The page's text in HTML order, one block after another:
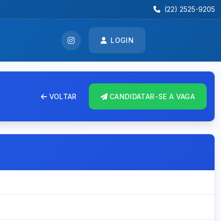
(22) 2525-9205
LOGIN
VOLTAR CANDIDATAR-SE A VAGA